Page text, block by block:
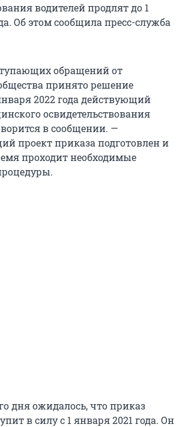
водителей продлят до 1
Об этом сообщила пресс-служба
обращений от
принято решение
2022 года действующий
освидетельствования
в сообщении. —
проект приказа подготовлен и
проходит необходимые
дня ожидалось, что приказ
в силу с 1 января 2021 года. Он